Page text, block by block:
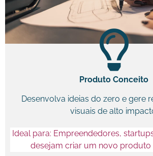
Produto Conceito
Desenvolva ideias do zero e gere
visuais de alto
Ideal para: Empreendedores,
desejam criar um novo produto